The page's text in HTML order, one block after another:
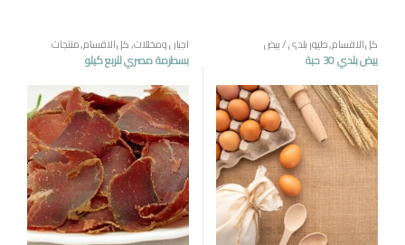
كل الاقسام,طيور بلدي / بيض
بيض بلدي 30 حبة
اجبان ومخللات,كل الاقسام,منتجات
مصرية
بسطرمة مصري للربع كيلو